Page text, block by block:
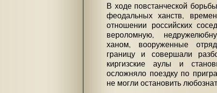
В ходе повстанческой
феодальных ханств,
отношении российских
вероломную,
ханом, вооруженные
границу и совершали
киргизские аулы и
осложняло поездку по
не могли остановить